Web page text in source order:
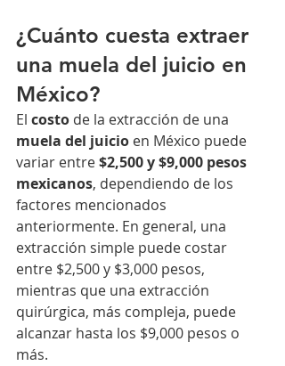
¿Cuánto cuesta extraer
una muela del juicio en
México?
El costo de la extracción de una
muela del juicio en México puede
variar entre $2,500 y $9,000 pesos
mexicanos, dependiendo de los
factores mencionados
anteriormente. En general, una
extracción simple puede costar
entre $2,500 y $3,000 pesos,
mientras que una extracción
quirúrgica, más compleja, puede
alcanzar hasta los $9,000 pesos o
más.